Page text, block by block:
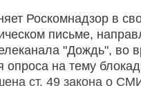
Роскомнадзор в
письме,
"Дождь", во
опроса на тему
ст. 49 закона о